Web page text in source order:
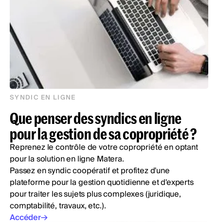
SYNDIC EN LIGNE
Que penser des syndics en ligne
pour la gestion de sa copropriété ?
Reprenez le contrôle de votre copropriété en optant
pour la solution en ligne Matera.
Passez en syndic coopératif et profitez d'une
plateforme pour la gestion quotidienne et d'experts
pour traiter les sujets plus complexes (juridique,
comptabilité, travaux, etc.).
Accéder